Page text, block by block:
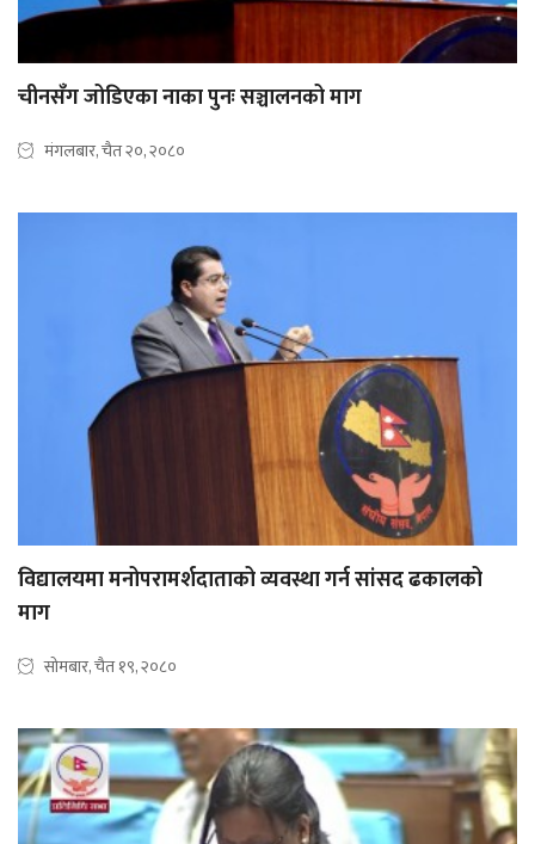
चीनसँग जोडिएका नाका पुनः सञ्चालनको माग
मंगलबार, चैत २०, २०८०
विद्यालयमा मनोपरामर्शदाताको व्यवस्था गर्न सांसद ढकालको
माग
सोमबार, चैत १९, २०८०